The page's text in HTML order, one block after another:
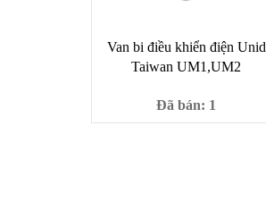
Van bi điều khiển điện Unid
Taiwan UM1,UM2
Đã bán: 1